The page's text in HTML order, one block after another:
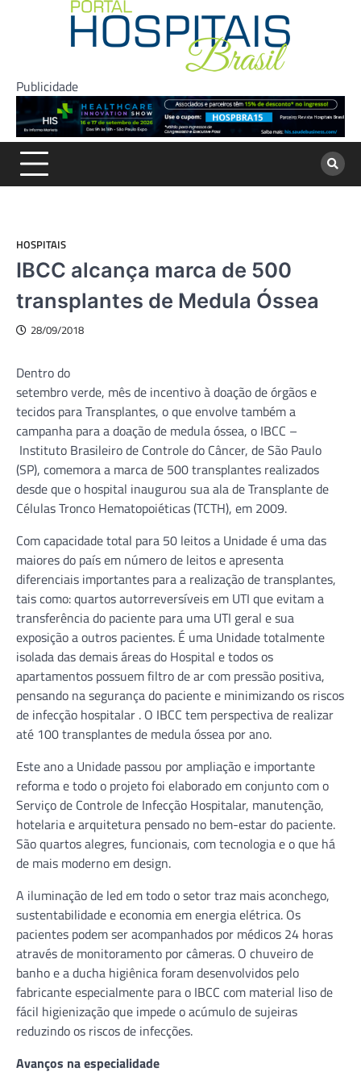
Publicidade
HOSPITAIS
IBCC alcança marca de 500
transplantes de Medula Óssea
28/09/2018
Dentro do
setembro verde, mês de incentivo à doação de órgãos e
tecidos para Transplantes, o que envolve também a
campanha para a doação de medula óssea, o IBCC –
Instituto Brasileiro de Controle do Câncer, de São Paulo
(SP), comemora a marca de 500 transplantes realizados
desde que o hospital inaugurou sua ala de Transplante de
Células Tronco Hematopoiéticas (TCTH), em 2009.
Com capacidade total para 50 leitos a Unidade é uma das
maiores do país em número de leitos e apresenta
diferenciais importantes para a realização de transplantes,
tais como: quartos autorreversíveis em UTI que evitam a
transferência do paciente para uma UTI geral e sua
exposição a outros pacientes. É uma Unidade totalmente
isolada das demais áreas do Hospital e todos os
apartamentos possuem filtro de ar com pressão positiva,
pensando na segurança do paciente e minimizando os riscos
de infecção hospitalar . O IBCC tem perspectiva de realizar
até 100 transplantes de medula óssea por ano.
Este ano a Unidade passou por ampliação e importante
reforma e todo o projeto foi elaborado em conjunto com o
Serviço de Controle de Infecção Hospitalar, manutenção,
hotelaria e arquitetura pensado no bem-estar do paciente.
São quartos alegres, funcionais, com tecnologia e o que há
de mais moderno em design.
A iluminação de led em todo o setor traz mais aconchego,
sustentabilidade e economia em energia elétrica. Os
pacientes podem ser acompanhados por médicos 24 horas
através de monitoramento por câmeras. O chuveiro de
banho e a ducha higiênica foram desenvolvidos pelo
fabricante especialmente para o IBCC com material liso de
fácil higienização que impede o acúmulo de sujeiras
reduzindo os riscos de infecções.
Avanços na especialidade